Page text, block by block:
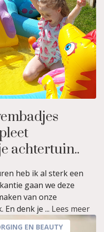
achtertuin..
heb ik al sterk een
gaan we deze
van onze
denk je ... Lees meer
EN BEAUTY